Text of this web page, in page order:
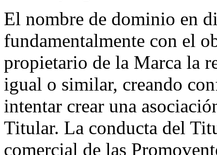
El nombre de dominio en
fundamentalmente con el
propietario de la Marca la
igual o similar, creando
intentar crear una
Titular. La conducta del
comercial de las